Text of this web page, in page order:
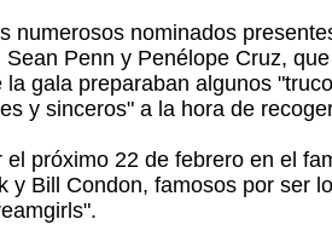
numerosos nominados
Penn y Penélope Cruz,
la gala preparaban algunos
y sinceros" a la hora de
el próximo 22 de febrero en el
y Bill Condon, famosos por ser